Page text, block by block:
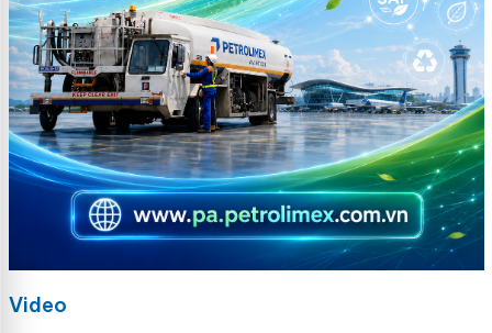
Video